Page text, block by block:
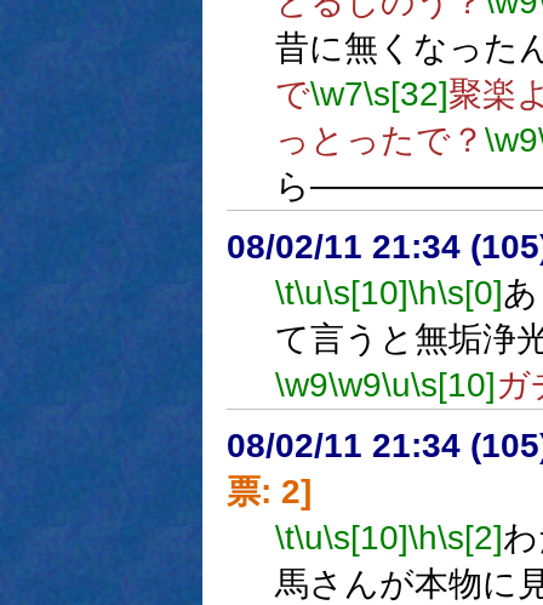
昔に無くなった
で\w7\s[32]聚楽
っとったで？ \w9
ら
08/02/11 21:34
\t\u\s[10]\h\s[0]
て言うと無垢浄
\w9\w9\u\s[10]ガ
08/02/11 21:34
票: 2]
\t\u\s[10]\h\s[2]
馬さんが本物に